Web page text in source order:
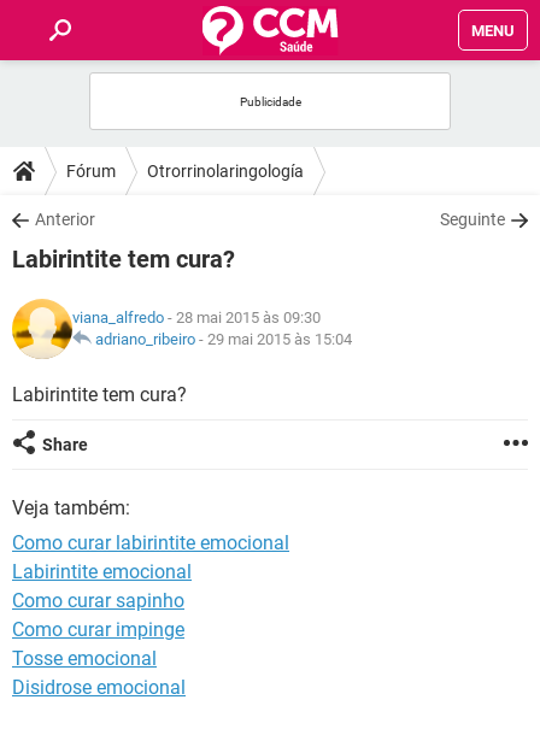
MENU
FÓRUM
SAÚDE
NUTRIÇÃO
BEM-ESTAR
SEXUALIDADE
GLOSSÁRIO
Fórum Otrorrinolaringología
Anterior Seguinte
Labirintite tem cura?
viana_alfredo - 28 mai 2015 às 09:30
adriano_ribeiro - 29 mai 2015 às 15:04
Labirintite tem cura?
Share
Veja também:
Como curar labirintite emocional
Labirintite emocional
Como curar sapinho
Como curar impinge
Tosse emocional
Disidrose emocional